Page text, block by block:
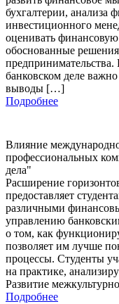
бухгалтерии, анализа
инвестиционного
оценивать
обоснованные
банковском деле
выводы […]
Подробнее
Влияние
профессиональных
дела"
Расширение
предоставляет
различными
управлению
о том, как
позволяет им лучше
процессы. Студенты
на практике,
Развитие
Подробнее